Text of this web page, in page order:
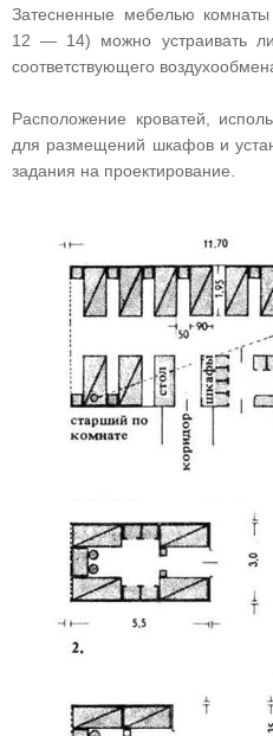
Затесненные мебелью
12 — 14) можно устраивать
соответствующего
Расположение кроватей,
для размещений шкафов и
задания на проектирование.